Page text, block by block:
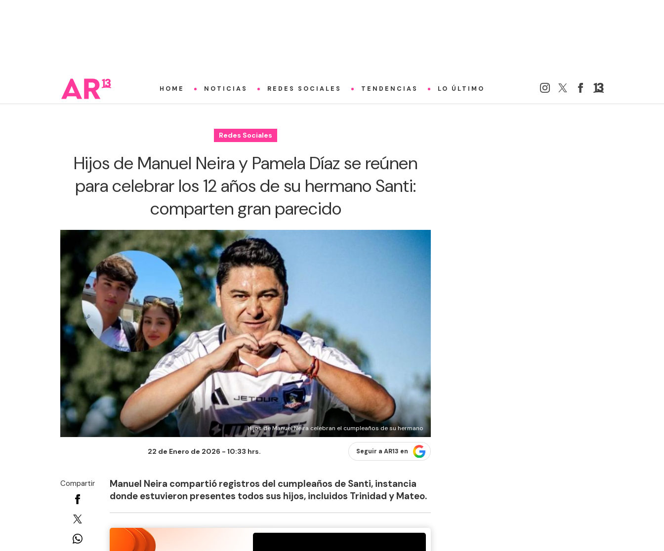
HOME NOTICIAS REDES SOCIALES TENDENCIAS LO ÚLTIMO
Redes Sociales
Hijos de Manuel Neira y Pamela Díaz se reúnen
para celebrar los 12 años de su hermano Santi:
comparten gran parecido
Hijos de Manuel Neira celebran el cumpleaños de su hermano
22 de Enero de 2026 - 10:33 hrs. Seguir a AR13 en
Compartir
Manuel Neira compartió registros del cumpleaños de Santi, instancia
donde estuvieron presentes todos sus hijos, incluidos Trinidad y Mateo.